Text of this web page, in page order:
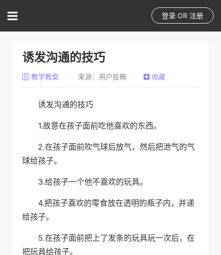
登录 OR 注册
诱发沟通的技巧
教学教案 来源：用户投稿 收藏
诱发沟通的技巧
1.故意在孩子面前吃他喜欢的东西。
2.在孩子面前吹气球后放气，然后把泄气的气
球给孩子。
3.给孩子一个他不喜欢的玩具。
4.把孩子喜欢的零食放在透明的瓶子内，并递
给孩子。
5.在孩子面前把上了发条的玩具玩一次后，在
把玩具给孩子。